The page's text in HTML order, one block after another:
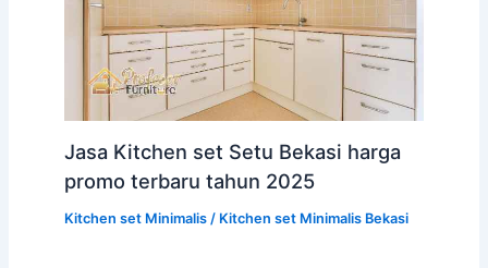
Jasa Kitchen set Setu Bekasi harga
promo terbaru tahun 2025
Kitchen set Minimalis/ Kitchen set Minimalis Bekasi